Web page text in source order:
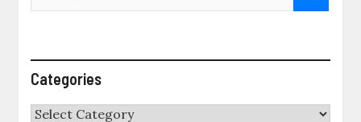
Categories
Categories